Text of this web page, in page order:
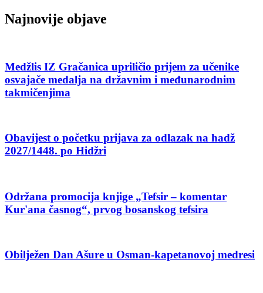
Najnovije objave
Medžlis IZ Gračanica upriličio prijem za učenike
osvajače medalja na državnim i međunarodnim
takmičenjima
Obavijest o početku prijava za odlazak na hadž
2027/1448. po Hidžri
Održana promocija knjige „Tefsir – komentar
Kur'ana časnog“, prvog bosanskog tefsira
Obilježen Dan Ašure u Osman-kapetanovoj medresi